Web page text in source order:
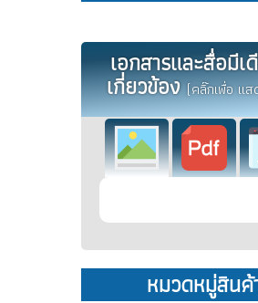
เอกสารและสื่อมีเ
เกี่ยวข้อง(คลิ๊กเพื่อ แ
หมวดหมู่สินค้